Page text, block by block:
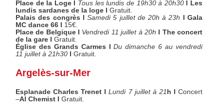
Place de la Loge I Tous les lundis de 19h30 à 20h30I
Les
lundis sardanes de la loge IGratuit.
Palais des congrès ISamedi 5 juillet de 20h à 23h
Gala
MC dance 66
15€.
Place de Belgique I Vendredi 11 juillet à 20h
The concert
de la gare IGratuit.
Église des Grands Carmes IDu dimanche 6 au vendredi
11 juillet à 21h30
IGratuit.
Argelès-sur-Mer
Esplanade Charles Trenet ILundi 7 juillet à 21 h I Concert
–Al Chemist I Gratuit.